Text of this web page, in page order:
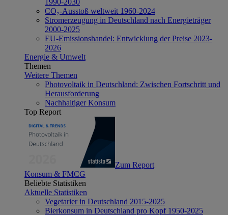
CO₂-Ausstoß weltweit 1960-2024
Stromerzeugung in Deutschland nach Energieträger
2000-2025
EU-Emissionshandel: Entwicklung der Preise 2023-
2026
Energie & Umwelt
Themen
Weitere Themen
Photovoltaik in Deutschland: Zwischen Fortschritt und
Herausforderung
Nachhaltiger Konsum
Top Report
Zum Report
Konsum & FMCG
Beliebte Statistiken
Aktuelle Statistiken
Vegetarier in Deutschland 2015-2025
Bierkonsum in Deutschland pro Kopf 1950-2025